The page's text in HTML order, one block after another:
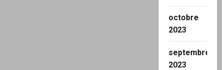
octobre
2023
septembre
2023